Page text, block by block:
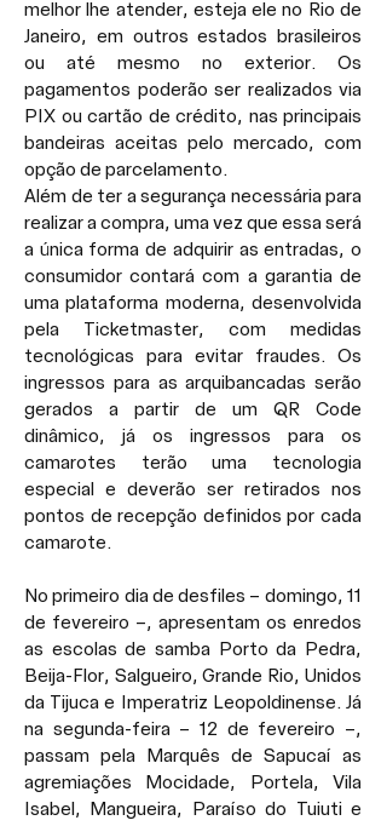
melhor lhe atender, esteja ele no Rio de
Janeiro, em outros estados brasileiros
ou até mesmo no exterior. Os
pagamentos poderão ser realizados via
PIX ou cartão de crédito, nas principais
bandeiras aceitas pelo mercado, com
opção de parcelamento.
Além de ter a segurança necessária para
realizar a compra, uma vez que essa será
a única forma de adquirir as entradas, o
consumidor contará com a garantia de
uma plataforma moderna, desenvolvida
pela Ticketmaster, com medidas
tecnológicas para evitar fraudes. Os
ingressos para as arquibancadas serão
gerados a partir de um QR Code
dinâmico, já os ingressos para os
camarotes terão uma tecnologia
especial e deverão ser retirados nos
pontos de recepção definidos por cada
camarote.
No primeiro dia de desfiles – domingo, 11
de fevereiro –, apresentam os enredos
as escolas de samba Porto da Pedra,
Beija-Flor, Salgueiro, Grande Rio, Unidos
da Tijuca e Imperatriz Leopoldinense. Já
na segunda-feira – 12 de fevereiro –,
passam pela Marquês de Sapucaí as
agremiações Mocidade, Portela, Vila
Isabel, Mangueira, Paraíso do Tuiuti e